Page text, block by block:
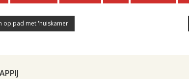
op pad met 'huiskamer'